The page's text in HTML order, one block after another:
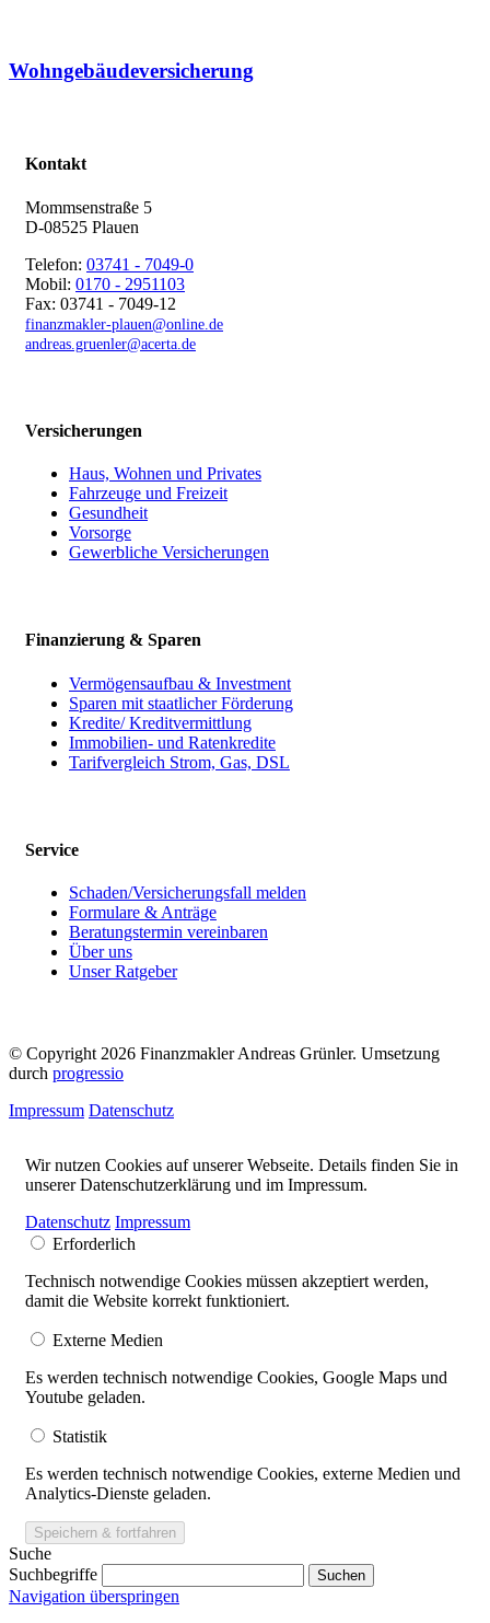
Wohngebäude­versicherung
Kontakt
Mommsenstraße 5
D-08525 Plauen
Telefon: 03741 - 7049-0
Mobil: 0170 - 2951103
Fax: 03741 - 7049-12
finanzmakler-plauen@online.de
andreas.gruenler@acerta.de
Versicherungen
Haus, Wohnen und Privates
Fahrzeuge und Freizeit
Gesundheit
Vorsorge
Gewerbliche Versicherungen
Finanzierung & Sparen
Vermögensaufbau & Investment
Sparen mit staatlicher Förderung
Kredite/ Kreditvermittlung
Immobilien- und Ratenkredite
Tarifvergleich Strom, Gas, DSL
Service
Schaden/Versicherungsfall melden
Formulare & Anträge
Beratungstermin vereinbaren
Über uns
Unser Ratgeber
© Copyright 2026 Finanzmakler Andreas Grünler. Umsetzung
durch progressio
Impressum Datenschutz
Wir nutzen Cookies auf unserer Webseite. Details finden Sie in
unserer Datenschutzerklärung und im Impressum.
Datenschutz Impressum
Erforderlich
Technisch notwendige Cookies müssen akzeptiert werden,
damit die Website korrekt funktioniert.
Externe Medien
Es werden technisch notwendige Cookies, Google Maps und
Youtube geladen.
Statistik
Es werden technisch notwendige Cookies, externe Medien und
Analytics-Dienste geladen.
Suche
Suchbegriffe
Navigation überspringen